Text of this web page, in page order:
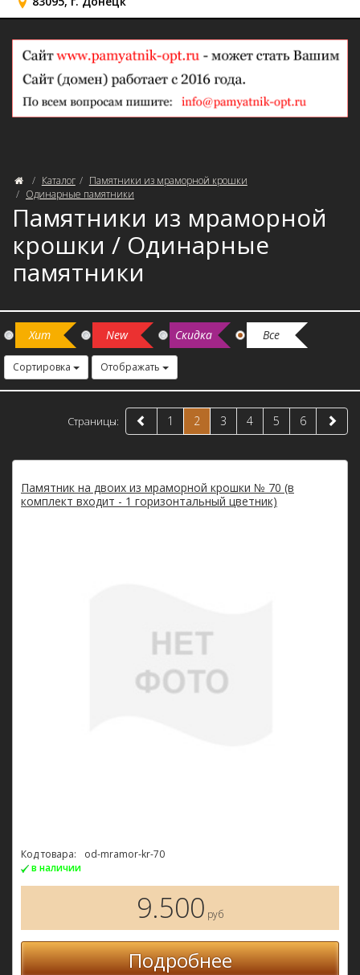
Каталог
Памятники из мраморной крошки
Одинарные памятники
Памятники из мраморной
крошки / Одинарные
памятники
Хит New Скидка Все
Сортировка Отображать
1 2 3 4 5 6
Страницы:
Памятник на двоих из мраморной крошки № 70 (в
комплект входит - 1 горизонтальный цветник)
Код товара:
od-mramor-kr-70
в наличии
9.500 руб
Подробнее